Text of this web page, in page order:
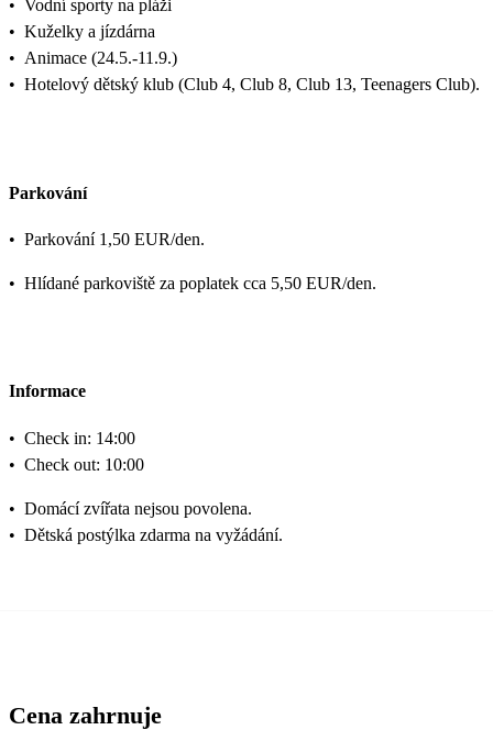
• Vodní sporty na pláži
• Kuželky a jízdárna
• Animace (24.5.-11.9.)
• Hotelový dětský klub (Club 4, Club 8, Club 13, Teenagers Club).
Parkování
• Parkování 1,50 EUR/den.
• Hlídané parkoviště za poplatek cca 5,50 EUR/den.
Informace
• Check in: 14:00
• Check out: 10:00
• Domácí zvířata nejsou povolena.
• Dětská postýlka zdarma na vyžádání.
Cena zahrnuje